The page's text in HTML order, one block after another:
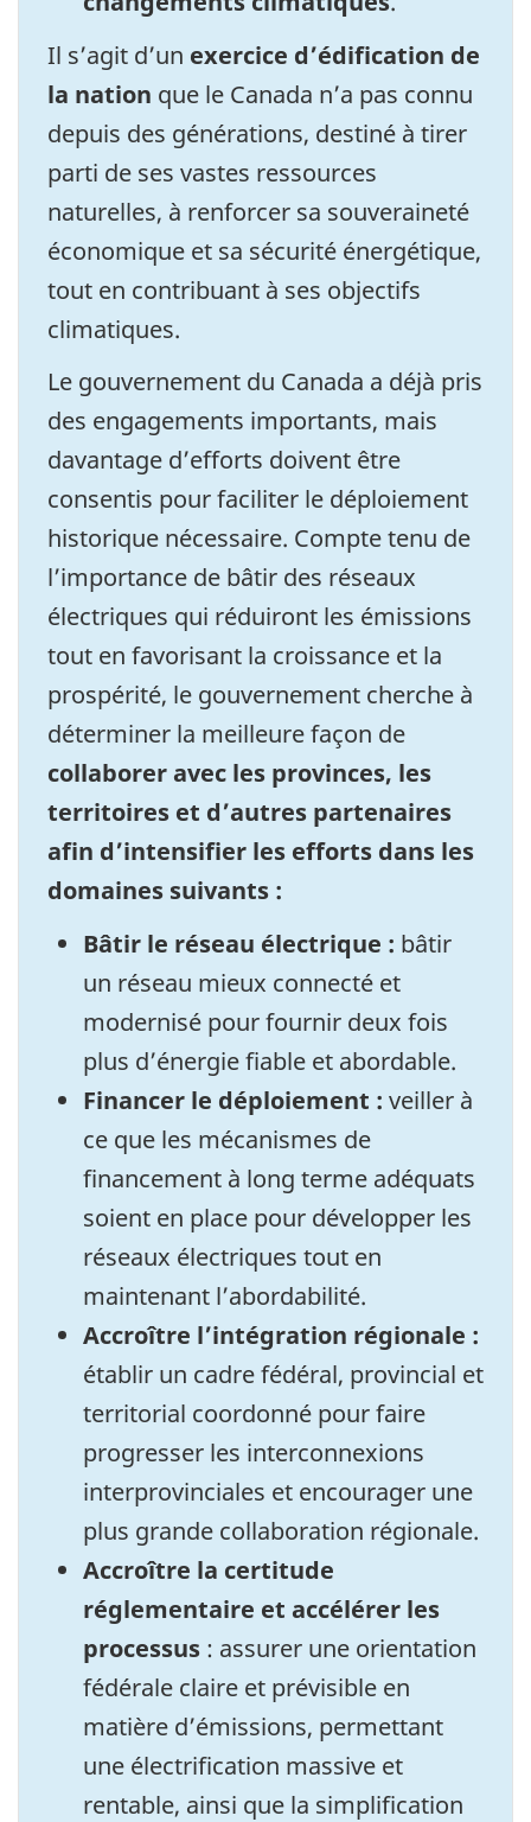
Il s’agit d’un exercice d’édification de
la nation que le Canada n’a pas connu
depuis des générations, destiné à tirer
parti de ses vastes ressources
naturelles, à renforcer sa souveraineté
économique et sa sécurité énergétique,
tout en contribuant à ses objectifs
climatiques.
Le gouvernement du Canada a déjà pris
des engagements importants, mais
davantage d’efforts doivent être
consentis pour faciliter le déploiement
historique nécessaire. Compte tenu de
l’importance de bâtir des réseaux
électriques qui réduiront les émissions
tout en favorisant la croissance et la
prospérité, le gouvernement cherche à
déterminer la meilleure façon de
collaborer avec les provinces, les
territoires et d’autres partenaires
afin d’intensifier les efforts dans les
domaines suivants :
Bâtir le réseau électrique : bâtir
un réseau mieux connecté et
modernisé pour fournir deux fois
plus d’énergie fiable et abordable.
Financer le déploiement : veiller à
ce que les mécanismes de
financement à long terme adéquats
soient en place pour développer les
réseaux électriques tout en
maintenant l’abordabilité.
Accroître l’intégration régionale :
établir un cadre fédéral, provincial et
territorial coordonné pour faire
progresser les interconnexions
interprovinciales et encourager une
plus grande collaboration régionale.
Accroître la certitude
réglementaire et accélérer les
processus : assurer une orientation
fédérale claire et prévisible en
matière d’émissions, permettant
une électrification massive et
rentable, ainsi que la simplification